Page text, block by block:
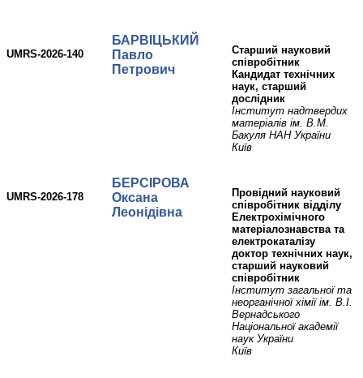
UMRS-2026-140
БАРВІЦЬКИЙ
Павло
Петрович
Старший науковий
співробітник
Кандидат технічних
наук, старший
дослідник
Інститут надтвердих
матеріалів ім. В.М.
Бакуля НАН України
Київ
UMRS-2026-178
БЕРСІРОВА
Оксана
Леонідівна
провідний науковий
співробітник відділу
Електрохімічного
матеріалознавства та
електрокаталізу
доктор технічних наук,
старший науковий
співробітник
Інститут загальної та
неорганічної хімії ім. В.І.
Вернадського
Національної академії
наук України
Київ